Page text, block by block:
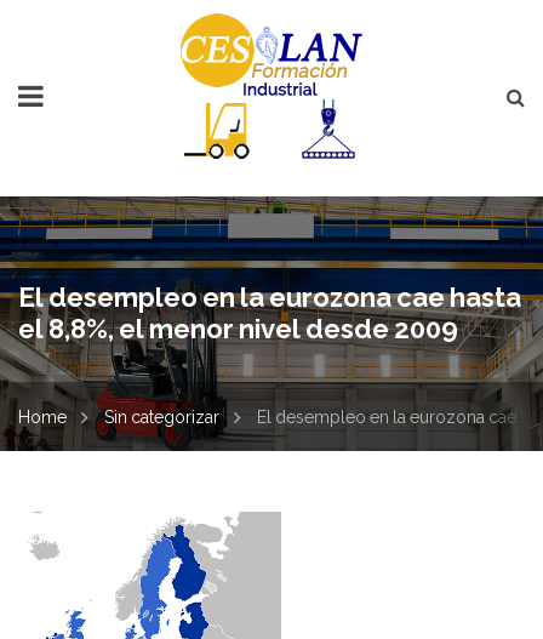
El desempleo en la eurozona cae hasta
el 8,8%, el menor nivel desde 2009
Home Sin categorizar El desempleo en la eurozona cae
El
desempleo